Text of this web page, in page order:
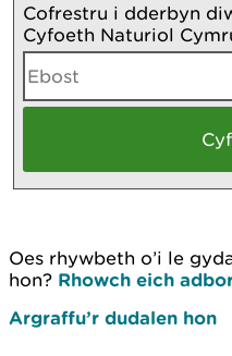
Cofrestru i dderbyn
Cyfoeth Naturiol
Oes rhywbeth o’i le
hon? Rhowch eich
Argraffu’r dudalen hon